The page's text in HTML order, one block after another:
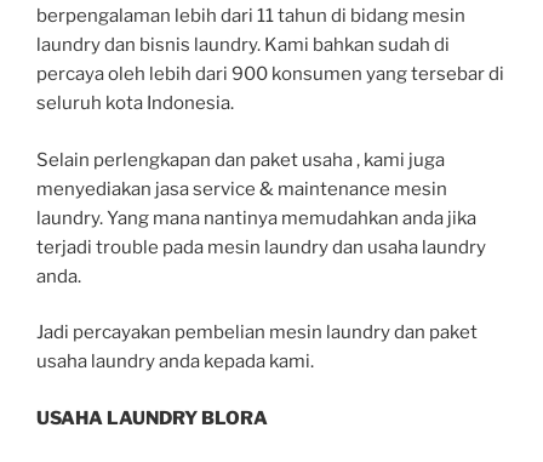
berpengalaman lebih dari 11 tahun di bidang mesin
laundry dan bisnis laundry. Kami bahkan sudah di
percaya oleh lebih dari 900 konsumen yang tersebar di
seluruh kota Indonesia.
Selain perlengkapan dan paket usaha , kami juga
menyediakan jasa service & maintenance mesin
laundry. Yang mana nantinya memudahkan anda jika
terjadi trouble pada mesin laundry dan usaha laundry
anda.
Jadi percayakan pembelian mesin laundry dan paket
usaha laundry anda kepada kami.
USAHA LAUNDRY BLORA